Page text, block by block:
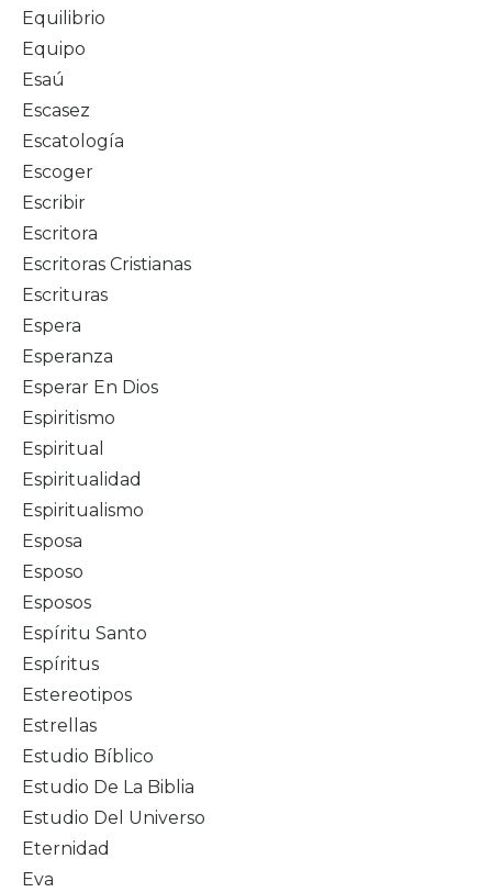
Equilibrio
Equipo
Esaú
Escasez
Escatología
Escoger
Escribir
Escritora
Escritoras Cristianas
Escrituras
Espera
Esperanza
Esperar En Dios
Espiritismo
Espiritual
Espiritualidad
Espiritualismo
Esposa
Esposo
Esposos
Espíritu Santo
Espíritus
Estereotipos
Estrellas
Estudio Bíblico
Estudio De La Biblia
Estudio Del Universo
Eternidad
Eva